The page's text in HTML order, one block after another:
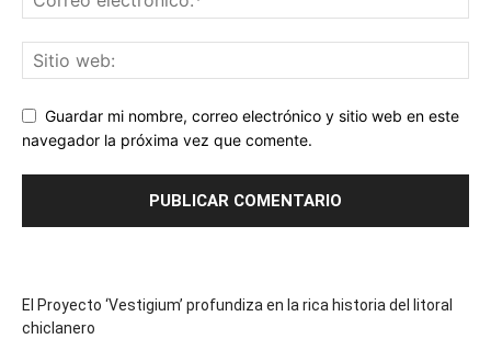
Guardar mi nombre, correo electrónico y sitio web en este
navegador la próxima vez que comente.
El Proyecto ‘Vestigium’ profundiza en la rica historia del litoral
chiclanero